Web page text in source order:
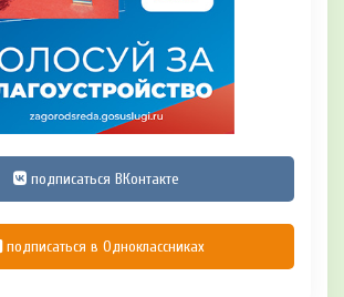
подписаться ВКонтакте
подписаться в Одноклассниках